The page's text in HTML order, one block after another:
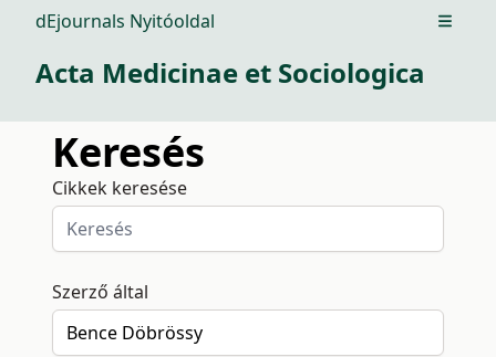
dEjournals Nyitóoldal Open
Acta Medicinae et Sociologica
Keresés
Cikkek keresése
Szerző által